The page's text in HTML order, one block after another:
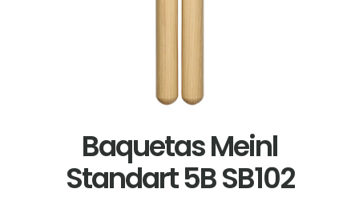
Baquetas Meinl
Standart 5B SB102